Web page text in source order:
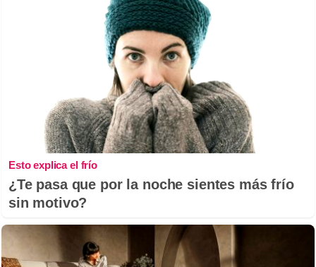
Esto explica el frío
¿Te pasa que por la noche sientes más frío
sin motivo?